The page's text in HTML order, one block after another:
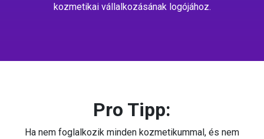
kozmetikai vállalkozásának logójához.
Pro Tipp:
Ha nem foglalkozik minden kozmetikummal, és nem